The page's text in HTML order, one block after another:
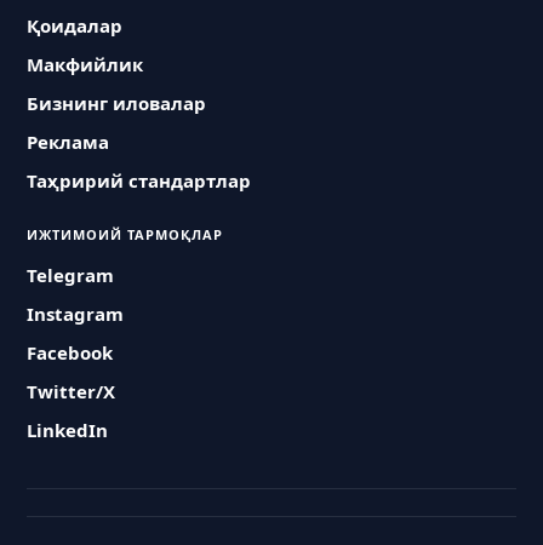
Қоидалар
Макфийлик
Бизнинг иловалар
Реклама
Таҳририй стандартлар
ИЖТИМОИЙ ТАРМОҚЛАР
Telegram
Instagram
Facebook
Twitter/X
LinkedIn